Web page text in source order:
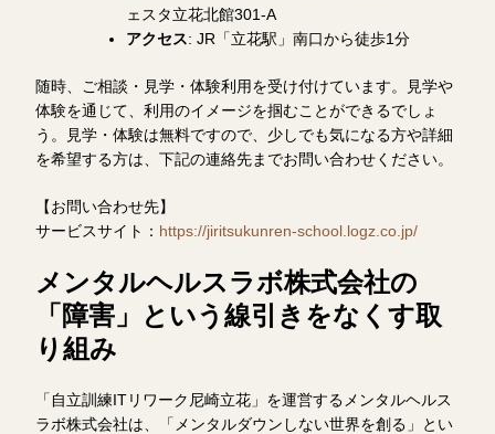
ェスタ立花北館301-A
アクセス: JR「立花駅」南口から徒歩1分
随時、ご相談・見学・体験利用を受け付けています。見学や
体験を通じて、利用のイメージを掴むことができるでしょ
う。見学・体験は無料ですので、少しでも気になる方や詳細
を希望する方は、下記の連絡先までお問い合わせください。
【お問い合わせ先】
サービスサイト： https://jiritsukunren-school.logz.co.jp/
メンタルヘルスラボ株式会社の
「障害」という線引きをなくす取
り組み
「自立訓練ITリワーク尼崎立花」を運営するメンタルヘルス
ラボ株式会社は、「メンタルダウンしない世界を創る」とい